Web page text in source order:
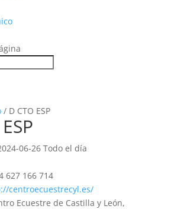
/ D CTO ESP
06-26 Todo el día
627 166 714
centroecuestrecyl.es/
Ecuestre de Castilla y León,